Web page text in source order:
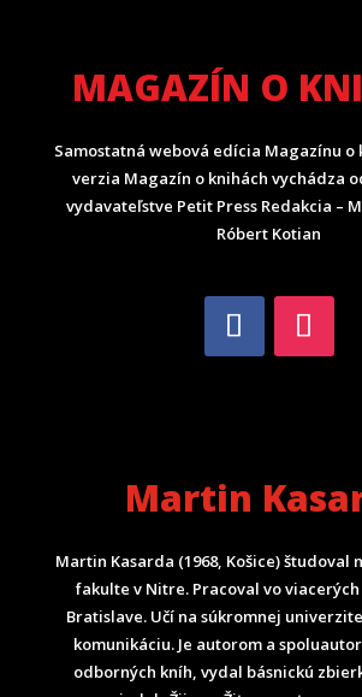
MAGAZÍN O
Samostatná webová edícia Magazínu o
verzia Magazín o knihách vychádza
vydavateľstve Petit Press Redakcia –
Róbert Kotian
Martin
Martin Kasarda (1968, Košice) študoval
fakulte v Nitre. Pracoval vo
Bratislave. Učí na súkromnej
komunikáciu. Je autorom a
odborných kníh, vydal básnickú